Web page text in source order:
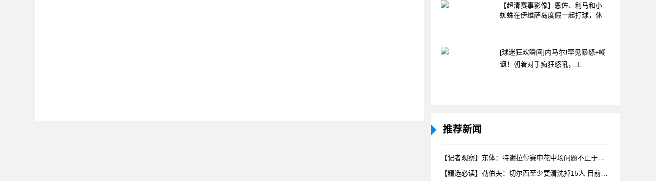
【超清赛事影像】恩佐、利马和小
蜘蛛在伊维萨岛度假一起打球，休
[球迷狂欢瞬间]内马尔❗罕见暴怒+嘲
讽！朝着对手疯狂怒吼，工
推荐新闻